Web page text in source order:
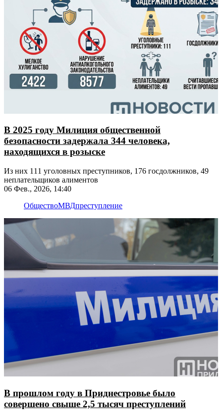
В 2025 году Милиция общественной
безопасности задержала 344 человека,
находящихся в розыске
Из них 111 уголовных преступников, 176 госдолжников, 49
неплательщиков алиментов
06 Фев., 2026, 14:40
ОбществоМВДпреступление
В прошлом году в Приднестровье было
совершено свыше 2,5 тысяч преступлений